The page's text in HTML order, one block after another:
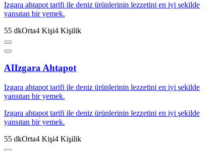
Izgara ahtapot tarifi ile deniz ürünlerinin lezzetini en iyi şekilde
yansıtan bir yemek.
55 dkOrta4 Kişi4 Kişilik
AIIzgara Ahtapot
Izgara ahtapot tarifi ile deniz ürünlerinin lezzetini en iyi şekilde
yansıtan bir yemek.
Izgara ahtapot tarifi ile deniz ürünlerinin lezzetini en iyi şekilde
yansıtan bir yemek.
55 dkOrta4 Kişi4 Kişilik